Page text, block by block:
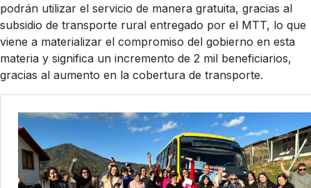
podrán utilizar el servicio de manera gratuita, gracias al
subsidio de transporte rural entregado por el MTT, lo que
viene a materializar el compromiso del gobierno en esta
materia y significa un incremento de 2 mil beneficiarios,
gracias al aumento en la cobertura de transporte.